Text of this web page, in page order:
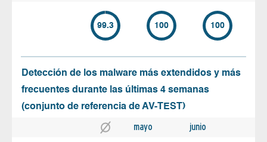
99.3 100 100
Detección de los malware más extendidos y más
frecuentes durante las últimas 4 semanas
(conjunto de referencia de AV-TEST)
mayo junio